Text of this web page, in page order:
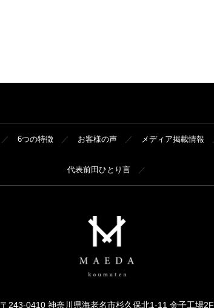
6つの特徴 お客様の声 メディア掲載情報
代表前田ひとり言
〒243-0410 神奈川県海老名市杉久保北1-11 金子工場2F